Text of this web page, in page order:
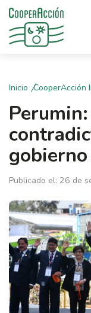
Inicio CooperAcción
Publicado el: 26 de